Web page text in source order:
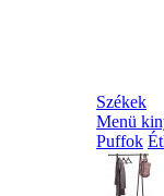
Székek
Menü
Puffok